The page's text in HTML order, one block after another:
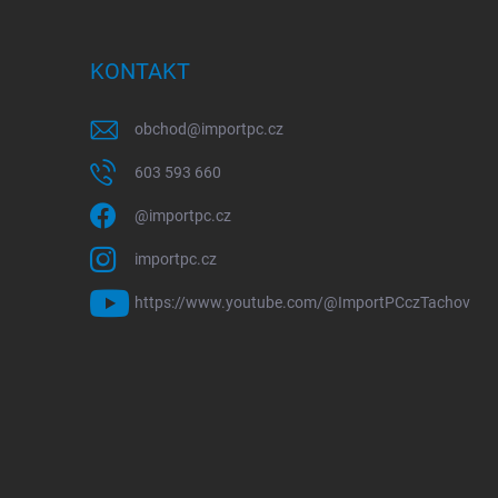
KONTAKT
obchod@importpc.cz
603 593 660
@importpc.cz
importpc.cz
https://www.youtube.com/@ImportPCczTachov